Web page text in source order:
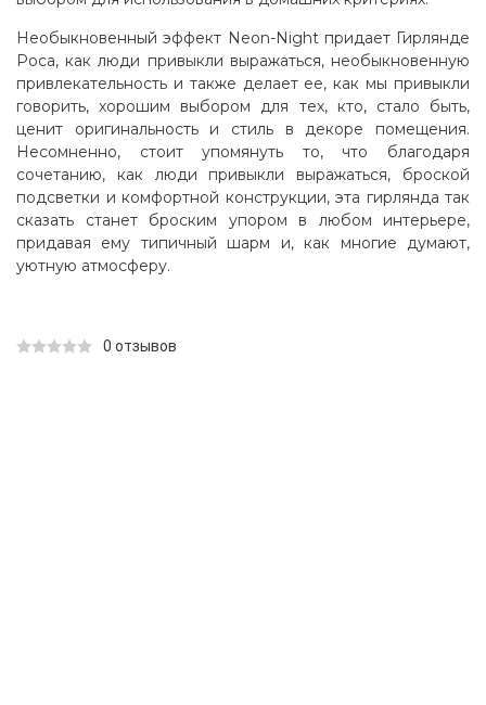
Необыкновенный эффект Neon-Night придает Гирлянде
Роса, как люди привыкли выражаться, необыкновенную
привлекательность и также делает ее, как мы привыкли
говорить, хорошим выбором для тех, кто, стало быть,
ценит оригинальность и стиль в декоре помещения.
Несомненно, стоит упомянуть то, что благодаря
сочетанию, как люди привыкли выражаться, броской
подсветки и комфортной конструкции, эта гирлянда так
сказать станет броским упором в любом интерьере,
придавая ему типичный шарм и, как многие думают,
уютную атмосферу.
0 отзывов